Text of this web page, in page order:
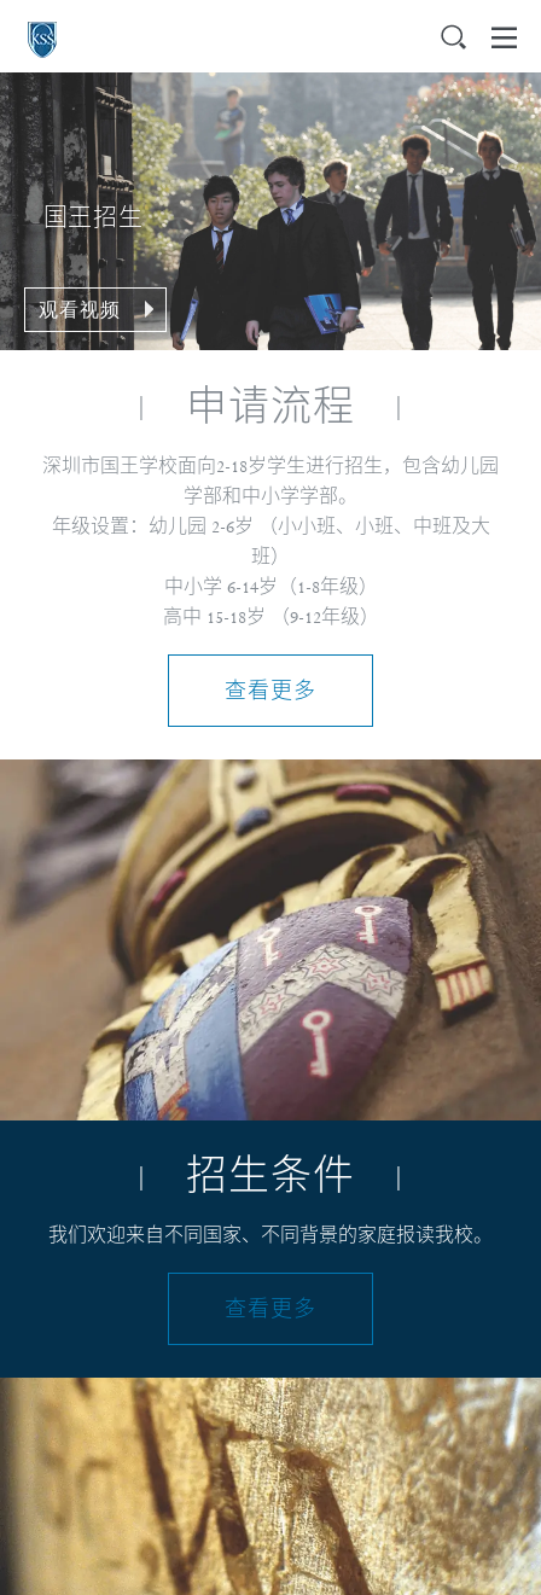
国王招生
观看视频
| 申请流程 |
深圳市国王学校面向2-18岁学生进行招生，包含幼儿园
学部和中小学学部。
年级设置：幼儿园 2-6岁 （小小班、小班、中班及大
班）
中小学 6-14岁（1-8年级）
高中 15-18岁 （9-12年级）
查看更多
| 招生条件 |
我们欢迎来自不同国家、不同背景的家庭报读我校。
查看更多